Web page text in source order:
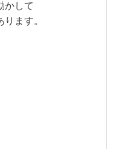
かして
ます。